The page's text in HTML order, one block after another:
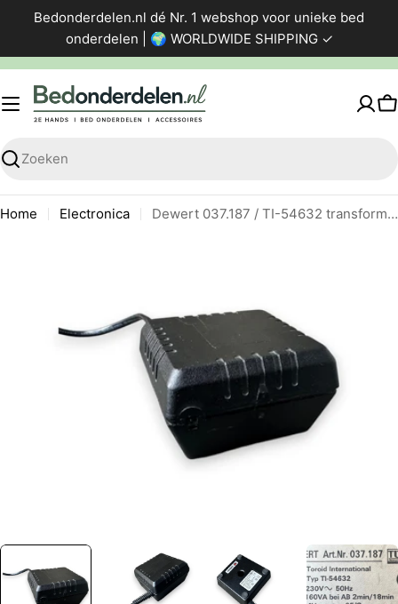
de
inhoud
Bedonderdelen.nl dé Nr. 1 webshop voor unieke bed
onderdelen | 🌍 WORLDWIDE SHIPPING ✓
Zoeken
Home Electronica
Dewert 037.187 / TI-54632 transformator
0 zichtbaar in de afbeeldingen